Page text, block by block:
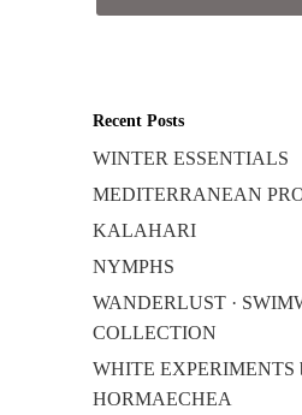
Recent Posts
WINTER ESSENTIALS
MEDITERRANEAN
KALAHARI
NYMPHS
WANDERLUST ·
COLLECTION
WHITE EXPERIMENTS
HORMAECHEA